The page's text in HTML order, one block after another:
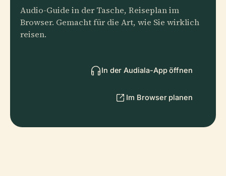
Audio-Guide in der Tasche, Reiseplan im
Browser. Gemacht für die Art, wie Sie wirklich
reisen.
In der Audiala-App öffnen
Im Browser planen